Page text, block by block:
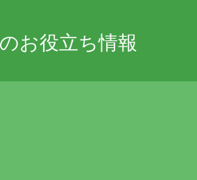
お役立ち情報